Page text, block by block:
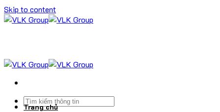
Skip to content
Trang chủ